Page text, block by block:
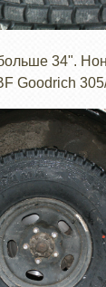
34".
Goodrich